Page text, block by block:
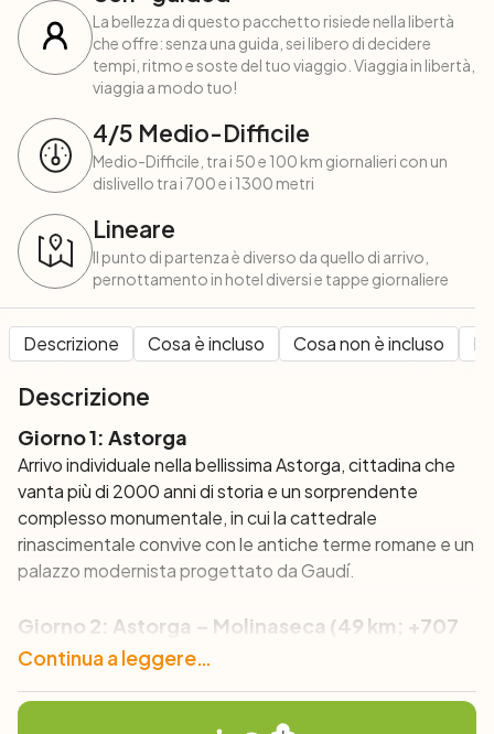
La bellezza di questo pacchetto risiede nella libertà
che offre: senza una guida, sei libero di decidere
tempi, ritmo e soste del tuo viaggio. Viaggia in libertà,
viaggia a modo tuo!
4/5 Medio-Difficile
Medio-Difficile, tra i 50 e 100 km giornalieri con un
dislivello tra i 700 e i 1300 metri
Lineare
Il punto di partenza è diverso da quello di arrivo,
pernottamento in hotel diversi e tappe giornaliere
Descrizione Cosa è incluso Cosa non è incluso
Descrizione
Giorno 1: Astorga
Arrivo individuale nella bellissima Astorga, cittadina che
vanta più di 2000 anni di storia e un sorprendente
complesso monumentale, in cui la cattedrale
rinascimentale convive con le antiche terme romane e un
palazzo modernista progettato da Gaudí.
Giorno 2: Astorga – Molinaseca (49 km; +707
m)
Santiago in bici, pedalerete verso le montagne di Leon
Continua a leggere…